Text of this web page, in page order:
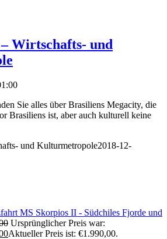
Wirtschafts- und
Sie alles über Brasiliens Megacity, die
Brasiliens ist, aber auch kulturell keine
und Kulturmetropole2018-12-
MS Skorpios II - Südchiles Fjorde und
Ursprünglicher Preis war:
Aktueller Preis ist: €1.990,00.